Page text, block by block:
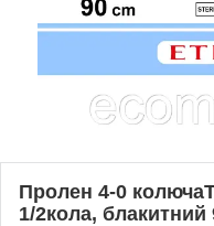
Пролен 4-0
1/2кола,